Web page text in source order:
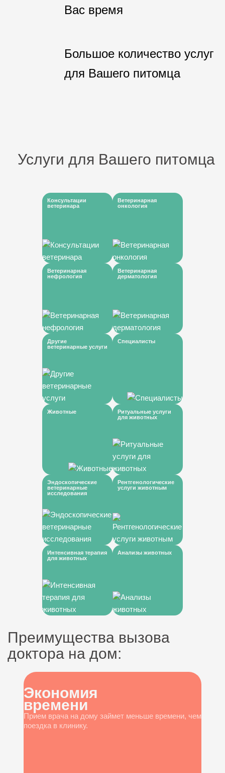
Вас время
Большое количество услуг
для Вашего питомца
Услуги для Вашего питомца
Консультации
ветеринара
Ветеринарная
онкология
Ветеринарная
нефрология
Ветеринарная
дерматология
Другие
ветеринарные услуги
Специалисты
Животные
Ритуальные услуги
для животных
Эндоскопические
ветеринарные
исследования
Рентгенологические
услуги животным
Интенсивная терапия
для животных
Анализы животных
Преимущества вызова
доктора на дом:
Экономия
времени
Прием врача на дому займет меньше времени, чем
поездка в клинику.